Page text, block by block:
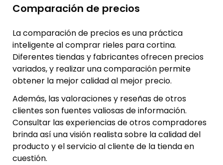
Comparación de precios
La comparación de precios es una práctica
inteligente al comprar rieles para cortina.
Diferentes tiendas y fabricantes ofrecen precios
variados, y realizar una comparación permite
obtener la mejor calidad al mejor precio.
Además, las valoraciones y reseñas de otros
clientes son fuentes valiosas de información.
Consultar las experiencias de otros compradores
brinda así una visión realista sobre la calidad del
producto y el servicio al cliente de la tienda en
cuestión.